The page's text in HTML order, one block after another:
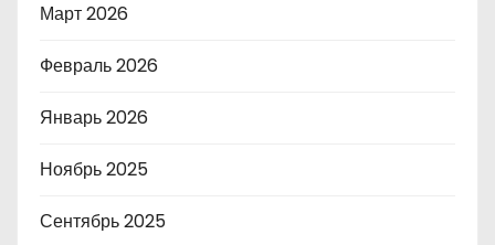
Март 2026
Февраль 2026
Январь 2026
Ноябрь 2025
Сентябрь 2025